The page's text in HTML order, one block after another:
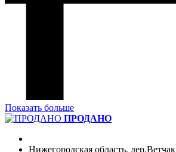
Показать больше
ПРОДАНО
Нижегородская область, дер.Ветчак